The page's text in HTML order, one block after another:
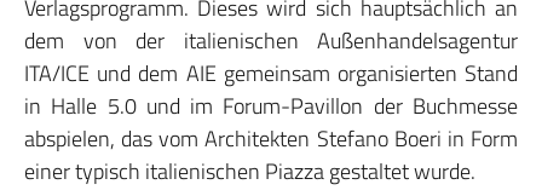
Verlagsprogramm. Dieses wird sich hauptsächlich an
dem von der italienischen Außenhandelsagentur
ITA/ICE und dem AIE gemeinsam organisierten Stand
in Halle 5.0 und im Forum-Pavillon der Buchmesse
abspielen, das vom Architekten Stefano Boeri in Form
einer typisch italienischen Piazza gestaltet wurde.